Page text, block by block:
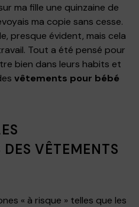
ma fille une quinzaine de
ma copie sans cesse.
presque évident, mais cela
Tout a été pensé pour
bien dans leurs habits et
vêtements pour bébé
VÊTEMENTS
« à risque » telles que les